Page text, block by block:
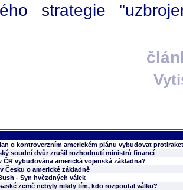
strategie
o kontroverzním americkém plánu vybudovat
soudní dvůr zrušil rozhodnutí ministrů financí
ČR vybudována americká vojenská základna?
Česku o americké základně
- Syn hvězdných válek
země nebyly nikdy tím, kdo rozpoutal válku?